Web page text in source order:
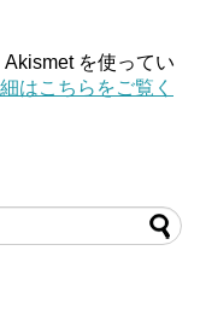
を使ってい
はこちらをご覧く